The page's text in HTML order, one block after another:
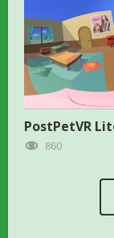
PostPetVR
860